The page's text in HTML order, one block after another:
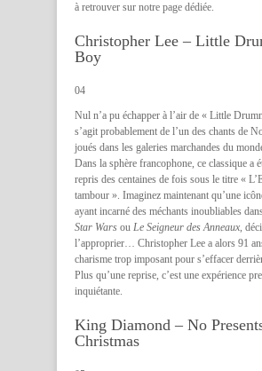
à retrouver sur notre page dédiée.
Christopher Lee – Little
Boy
04
Nul n’a pu échapper à l’air de « Little
s’agit probablement de l’un des chants de
joués dans les galeries marchandes du
Dans la sphère francophone, ce classique a
repris des centaines de fois sous le titre «
tambour ». Imaginez maintenant qu’une
ayant incarné des méchants inoubliables
Star Wars ou Le Seigneur des Anneaux,
l’approprier… Christopher Lee a alors 91
charisme trop imposant pour s’effacer
Plus qu’une reprise, c’est une expérience
inquiétante.
King Diamond – No
Christmas